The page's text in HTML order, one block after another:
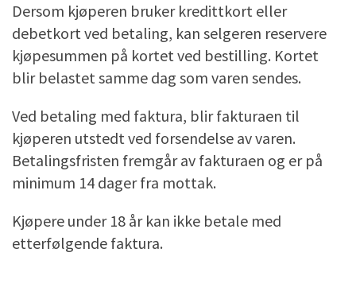
Dersom kjøperen bruker kredittkort eller
debetkort ved betaling, kan selgeren reservere
kjøpesummen på kortet ved bestilling. Kortet
blir belastet samme dag som varen sendes.
Ved betaling med faktura, blir fakturaen til
kjøperen utstedt ved forsendelse av varen.
Betalingsfristen fremgår av fakturaen og er på
minimum 14 dager fra mottak.
Kjøpere under 18 år kan ikke betale med
etterfølgende faktura.